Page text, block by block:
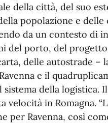
della città, del suo
popolazione e
da un contesto di
del porto, del
delle autostrade –
e il
della logistica.
velocità in Romagna.
per Ravenna, così